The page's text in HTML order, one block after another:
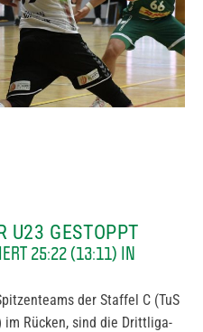
U23 GESTOPPT
25:22 (13:11) IN
der Staffel C (TuS
im Rücken, sind die Drittliga-